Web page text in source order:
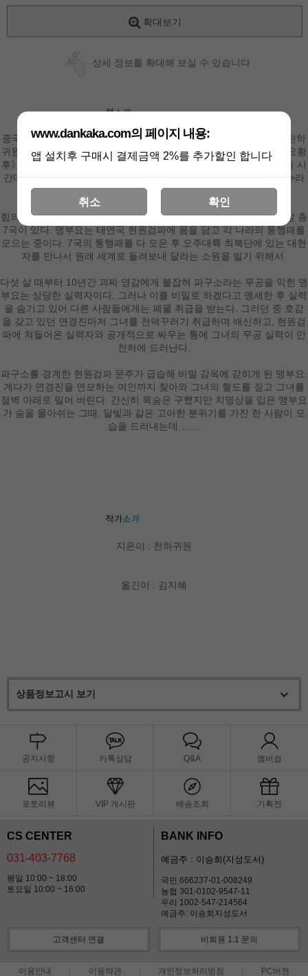
확대보기
상세 정보를 확대해 보실 수 있습니다
중국 누적 조회 수 100억 돌파, 드라마 <부요황후> 원작 소설. 작가 천하
귀원에게 2012년 진강시문예상과 전국우수여성문학상을 안긴 《부요황
후》는 2018년중국에서 드라마 <부요>로 제작되어 방송 첫날부터 동 시
간대 시청률 1위를 달성했다. 같은 해 한국에서도 드라마 <부요황후>라
는 이름으로 방영되어 국내 팬들에게 많은 사랑을 받았다.
힘의 논리가 지배하는 이 땅에는 태연·무극·천살·헌원·선기·부풍·궁창 총
7국이 있다. 맹부요는 태연국 현원검파에 몸을 담고 각 나라의 통행패를
모으는 중이다. 7국의 통행패를 다 모은 후 오주대륙 최북단에 있는 대현
자를 만나서 원래 세계로 돌려보내 달라는 소원을 빌기 위해서.
다섯 살 때부터 10년간 괴짜 영감에게 붙잡혀 파구소라는 무공을 익힌 맹
부요는 상당한 실력자이다. 그러나 이를 비밀로 하겠다고 맹세한 후 실력
을 숨기고 있어 다른 사람들에게는 폐물 취급을 받는다. 그러던 중 호감
을 갖고 있던 연경진마저 그녀를 천덕꾸러기 취급하며 배신하고, 현원검
파에 쳐들어온 실력자와 공개적으로 싸우는 통에 그녀의 무공 실력이 만
천하에 드러난다.
파구소를 경계한 현원검파 문주가 급습해 비밀 감옥에 갇히게 된 맹부요.
게다가 연경진을 연모하는 여인까지 찾아와 그녀의 혈도를 짚고 그녀를
절벽 아래로 밀어 버린다. 간신히 목숨은 구했지만 치명상을 입은 맹부요
가 숨을 몰아쉬는 그때, 달빛과 같은 고아한 분위기를 가진 한 사람이 모
습을 드러내는데…….
지은이 : 천하귀원
옮긴이 : 김지혜
상품정보고시 보기
공지사항 카톡상담 Q&A 멤버쉽
포토리뷰 VIP 게시판 배송조회 기획전
CS CENTER
031-403-7768
평일 10:00 ~ 18:00
토요일 10:00 ~ 16:00
BANK INFO
예금주 : 이승희(지성도서)
국민 666237-01-008249
농협 301-0102-9547-11
우리 1002-547-214564
예금주: 이승희지성도서
고객센터 연결 비회원 1:1 문의
이용안내 이용약관 개인정보처리방침 PC버전
www.dankaka.com의 페이지 내용:
앱 설치후 구매시 결제금액 2%를 추가할인 합니다
취소 확인